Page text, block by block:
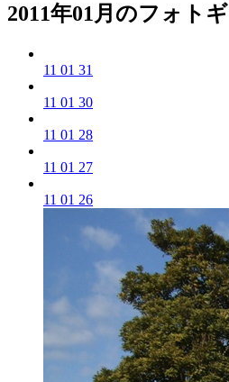
2011年01月のフォト
11 01 31
11 01 30
11 01 28
11 01 27
11 01 26